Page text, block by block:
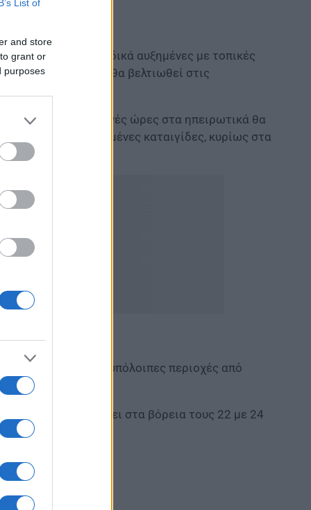
List of
and store
grant or
purposes
νεφώσεις παροδικά αυξημένες με τοπικές
βράδυ ο καιρός θα βελτιωθεί στις
– απογευματινές ώρες στα ηπειρωτικά θα
πιθανώς μεμονωμένες καταιγίδες, κυρίως στα
3 με 4, στις υπόλοιπες περιοχές από
και θα φτάσει στα βόρεια τους 22 με 24
Κελσίου.